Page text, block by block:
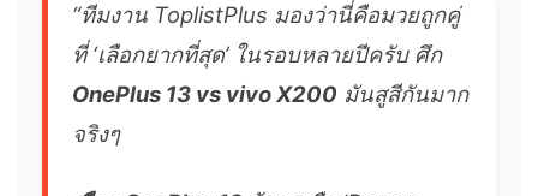
“ทีมงาน ToplistPlus มองว่านี่คือมวยถูกคู่
ที่ ‘เลือกยากที่สุด’ ในรอบหลายปีครับ ศึก
OnePlus 13 vs vivo X200 มันสูสีกันมาก
จริงๆ